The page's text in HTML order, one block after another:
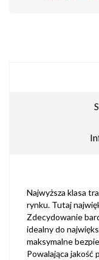
Najwyższa klasa
rynku. Tutaj
Zdecydowanie
idealny do
maksymalne
Powalająca jakość